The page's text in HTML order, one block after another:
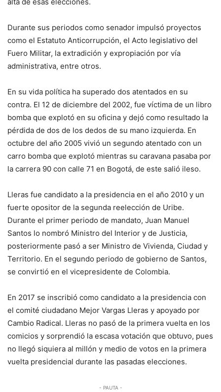
alta de esas elecciones.
Durante sus periodos como senador impulsó proyectos
como el Estatuto Anticorrupción, el Acto legislativo del
Fuero Militar, la extradición y expropiación por vía
administrativa, entre otros.
En su vida política ha superado dos atentados en su
contra. El 12 de diciembre del 2002, fue víctima de un libro
bomba que explotó en su oficina y dejó como resultado la
pérdida de dos de los dedos de su mano izquierda. En
octubre del año 2005 vivió un segundo atentado con un
carro bomba que explotó mientras su caravana pasaba por
la carrera 90 con calle 71 en Bogotá, de este salió ileso.
Lleras fue candidato a la presidencia en el año 2010 y un
fuerte opositor de la segunda reelección de Uribe.
Durante el primer periodo de mandato, Juan Manuel
Santos lo nombró Ministro del Interior y de Justicia,
posteriormente pasó a ser Ministro de Vivienda, Ciudad y
Territorio. En el segundo periodo de gobierno de Santos,
se convirtió en el vicepresidente de Colombia.
En 2017 se inscribió como candidato a la presidencia con
el comité ciudadano Mejor Vargas Lleras y apoyado por
Cambio Radical. Lleras no pasó de la primera vuelta en los
comicios y sorprendió la escasa votación que obtuvo, pues
no llegó siquiera al millón y medio de votos en la primera
vuelta presidencial durante las pasadas elecciones.
- PAUTA -